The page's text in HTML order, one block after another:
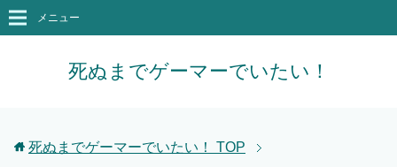
死ぬまでゲーマーでいたい！
メニュー
死ぬまでゲーマーでいたい！ TOP